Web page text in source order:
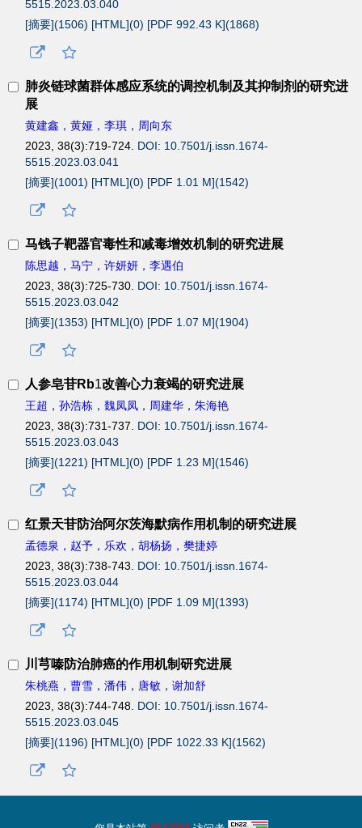
5515.2023.03.040
[摘要](1506) [HTML](0) [PDF 992.43 K](1868)
肺炎链球菌群体感应系统的调控机制及其抑制剂的研究进
展
黄建鑫，黄娅，李琪，周向东
2023, 38(3):719-724. DOI: 10.7501/j.issn.1674-
5515.2023.03.041
[摘要](1001) [HTML](0) [PDF 1.01 M](1542)
马钱子靶器官毒性和减毒增效机制的研究进展
陈思越，马宁，许妍妍，李遇伯
2023, 38(3):725-730. DOI: 10.7501/j.issn.1674-
5515.2023.03.042
[摘要](1353) [HTML](0) [PDF 1.07 M](1904)
人参皂苷Rb1改善心力衰竭的研究进展
王超，孙浩栋，魏凤凤，周建华，朱海艳
2023, 38(3):731-737. DOI: 10.7501/j.issn.1674-
5515.2023.03.043
[摘要](1221) [HTML](0) [PDF 1.23 M](1546)
红景天苷防治阿尔茨海默病作用机制的研究进展
孟德泉，赵予，乐欢，胡杨扬，樊捷婷
2023, 38(3):738-743. DOI: 10.7501/j.issn.1674-
5515.2023.03.044
[摘要](1174) [HTML](0) [PDF 1.09 M](1393)
川芎嗪防治肺癌的作用机制研究进展
朱桃燕，曹雪，潘伟，唐敏，谢加舒
2023, 38(3):744-748. DOI: 10.7501/j.issn.1674-
5515.2023.03.045
[摘要](1196) [HTML](0) [PDF 1022.33 K](1562)